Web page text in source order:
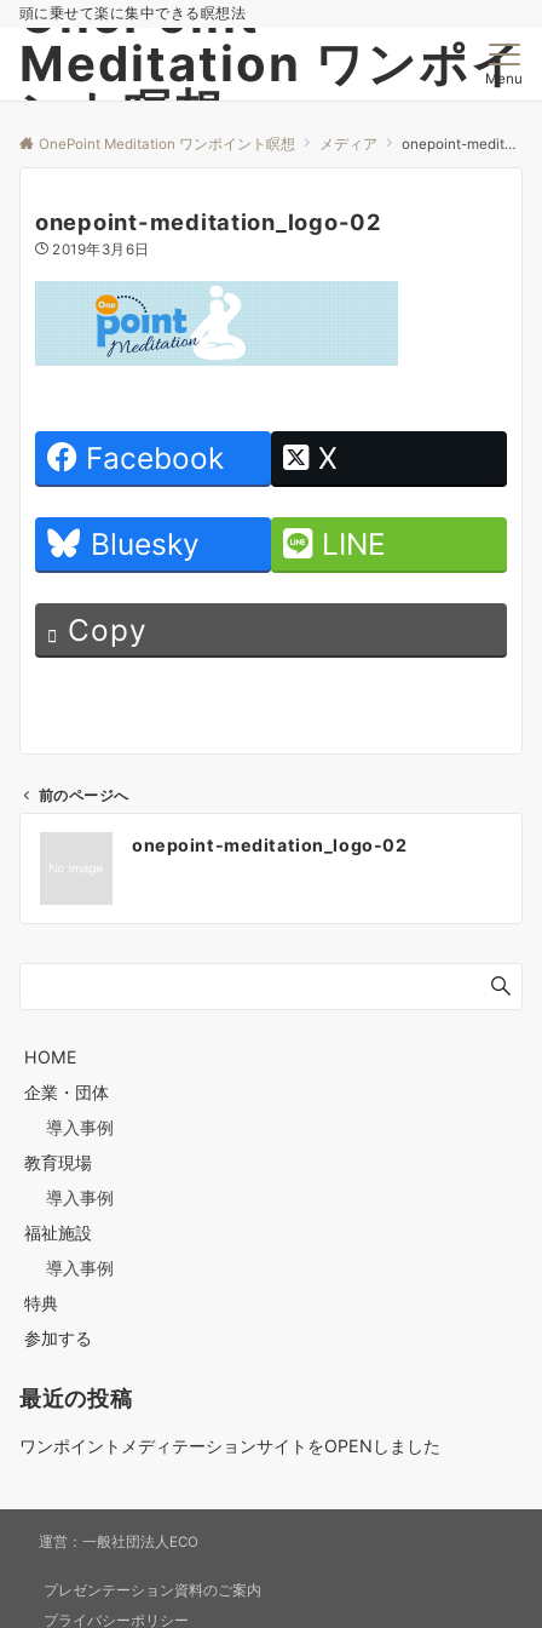
頭に乗せて楽に集中できる瞑想法
OnePoint
Meditation ワンポイ
ント瞑想
Menu
OnePoint Meditation ワンポイント瞑想 メディア onepoint-meditation_logo-02
onepoint-meditation_logo-02
2019年3月6日
Facebook X
Bluesky LINE
Copy
投
稿
ナ
ビ
ゲ
ー
シ
ョ
前のページへ
onepoint-meditation_logo-02
HOME
企業・団体
導入事例
教育現場
導入事例
福祉施設
導入事例
特典
参加する
最近の投稿
ワンポイントメディテーションサイトをOPENしました
運営： 一般社団法人ECO
プレゼンテーション資料のご案内
プライバシーポリシー